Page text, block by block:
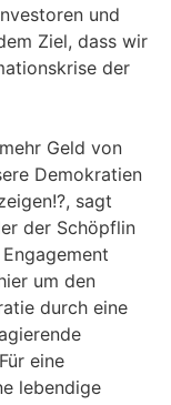
und
Ziel, dass wir
der
Geld von
Demokratien
sagt
der Schöpflin
um den
durch eine
eine
lebendige